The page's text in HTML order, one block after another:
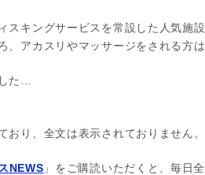
スキングサービスを常設した人気施
、アカスリやマッサージをされる方
た…
おり、全文は表示されておりません。
NEWS 」をご購読いただくと、毎日